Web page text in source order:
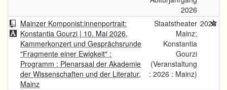
2026
Mainzer Komponist:innenportrait:
Konstantia Gourzi | 10. Mai 2026,
Kammerkonzert und Gesprächsrunde
"Fragmente einer Ewigkeit" :
Programm : Plenarsaal der Akademie
der Wissenschaften und der Literatur,
Mainz
Staatstheater
Mainz;
Konstantia
Gourzi
(Veranstaltung
: 2026 : Mainz)
2026